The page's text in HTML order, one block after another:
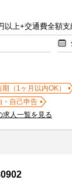
以上+交通費全額支
期（1ヶ月以内OK）
・自己申告
求人一覧を見る